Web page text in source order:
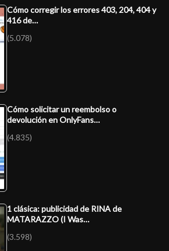
Cómo corregir los errores 403, 204, 404 y
416 de…
(5.078)
Cómo solicitar un reembolso o
devolución en OnlyFans…
(4.835)
1 clásica: publicidad de RINA de
MATARAZZO (I Was…
(3.598)